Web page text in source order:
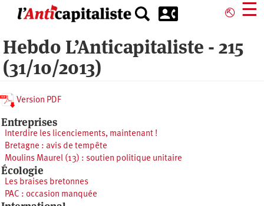
principal
⎋ ☰
Hebdo L’Anticapitaliste - 215
(31/10/2013)
Version PDF
Entreprises
Interdire les licenciements, maintenant !
Bretagne : avis de tempête
Moulins Maurel (13) : soutien politique unitaire
Écologie
Les braises bretonnes
PAC : occasion manquée